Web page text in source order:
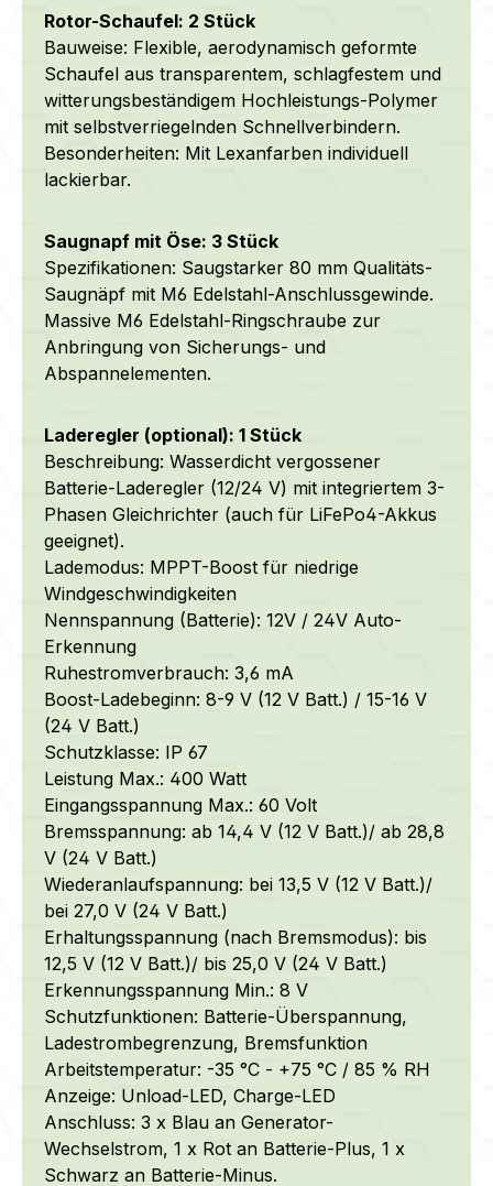
Rotor-Schaufel: 2 Stück
Bauweise: Flexible, aerodynamisch geformte
Schaufel aus transparentem, schlagfestem und
witterungsbeständigem Hochleistungs-Polymer
mit selbstverriegelnden Schnellverbindern.
Besonderheiten: Mit Lexanfarben individuell
lackierbar.
Saugnapf mit Öse: 3 Stück
Spezifikationen: Saugstarker 80 mm Qualitäts-
Saugnäpf mit M6 Edelstahl-Anschlussgewinde.
Massive M6 Edelstahl-Ringschraube zur
Anbringung von Sicherungs- und
Abspannelementen.
Laderegler (optional): 1 Stück
Beschreibung: Wasserdicht vergossener
Batterie-Laderegler (12/24 V) mit integriertem 3-
Phasen Gleichrichter (auch für LiFePo4-Akkus
geeignet).
Lademodus: MPPT-Boost für niedrige
Windgeschwindigkeiten
Nennspannung (Batterie): 12V / 24V Auto-
Erkennung
Ruhestromverbrauch: 3,6 mA
Boost-Ladebeginn: 8-9 V (12 V Batt.) / 15-16 V
(24 V Batt.)
Schutzklasse: IP 67
Leistung Max.: 400 Watt
Eingangsspannung Max.: 60 Volt
Bremsspannung: ab 14,4 V (12 V Batt.)/ ab 28,8
V (24 V Batt.)
Wiederanlaufspannung: bei 13,5 V (12 V Batt.)/
bei 27,0 V (24 V Batt.)
Erhaltungsspannung (nach Bremsmodus): bis
12,5 V (12 V Batt.)/ bis 25,0 V (24 V Batt.)
Erkennungsspannung Min.: 8 V
Schutzfunktionen: Batterie-Überspannung,
Ladestrombegrenzung, Bremsfunktion
Arbeitstemperatur: -35 °C - +75 °C / 85 % RH
Anzeige: Unload-LED, Charge-LED
Anschluss: 3 x Blau an Generator-
Wechselstrom, 1 x Rot an Batterie-Plus, 1 x
Schwarz an Batterie-Minus.